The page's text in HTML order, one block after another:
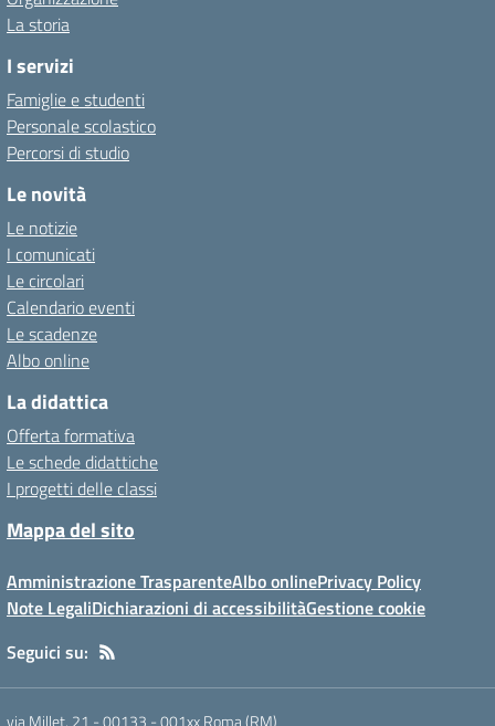
La storia
I servizi
Famiglie e studenti
Personale scolastico
Percorsi di studio
Le novità
Le notizie
I comunicati
Le circolari
Calendario eventi
Le scadenze
Albo online
La didattica
Offerta formativa
Le schede didattiche
I progetti delle classi
Mappa del sito
Amministrazione TrasparenteAlbo onlinePrivacy Policy
Note LegaliDichiarazioni di accessibilitàGestione cookie
Seguici su:
via Millet, 21 - 00133 -001xx Roma (RM)